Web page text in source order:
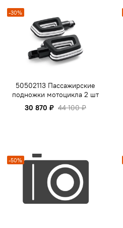
-30%
50502113 Пассажирские
подножки мотоцикла 2 шт
30 870 ₽ 44 100 ₽
-50%